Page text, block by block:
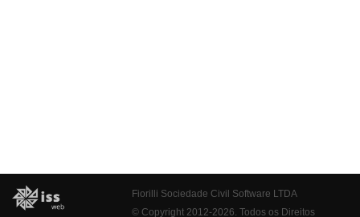
Fiorilli Sociedade Civil Software LTDA
© Copyright 2012-2026. Todos os Direitos